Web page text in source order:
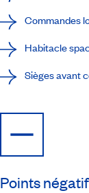
Commandes
Habitacle
Sièges avant
Points